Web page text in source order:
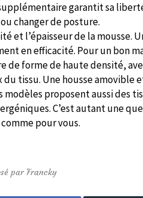
garantit sa
changer de posture.
et l’épaisseur de la mousse.
en efficacité. Pour un bon
de forme de haute densité,
du tissu. Une housse
modèles proposent aussi des
C’est autant une
pour vous.
par Francky